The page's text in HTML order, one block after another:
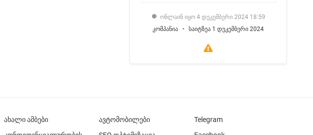
ონლაინ იყო 4 დეკემბერი 2024 18:59
კომპანია
საიტზეა 1 დეკემბერი 2024
ახალი ამბები
ავტომობილები
Telegram